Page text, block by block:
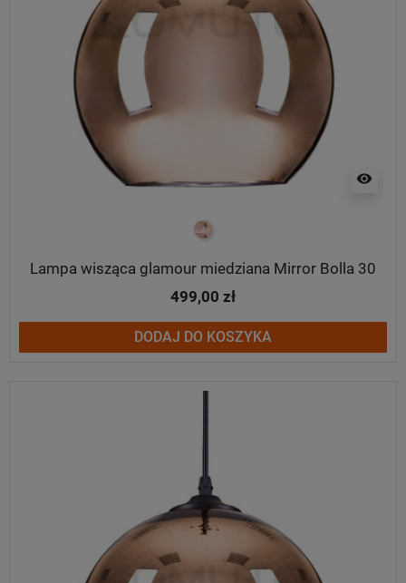
visibility
miedziany
Lampa wisząca glamour miedziana Mirror Bolla 30
499,00 zł
DODAJ DO KOSZYKA